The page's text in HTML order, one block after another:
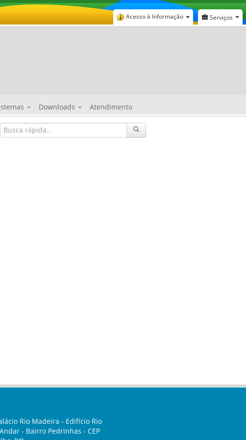
Serviços
Acesso à Informação
Downloads Atendimento
Rio Madeira - Edifício Rio
- Bairro Pedrinhas - CEP